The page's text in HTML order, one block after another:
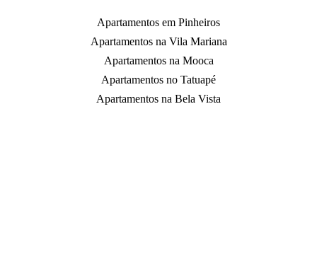
Apartamentos em Pinheiros
Apartamentos na Vila Mariana
Apartamentos na Mooca
Apartamentos no Tatuapé
Apartamentos na Bela Vista